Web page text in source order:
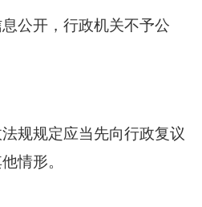
息公开，行政机关不予公
法规规定应当先向行政复议
情形。